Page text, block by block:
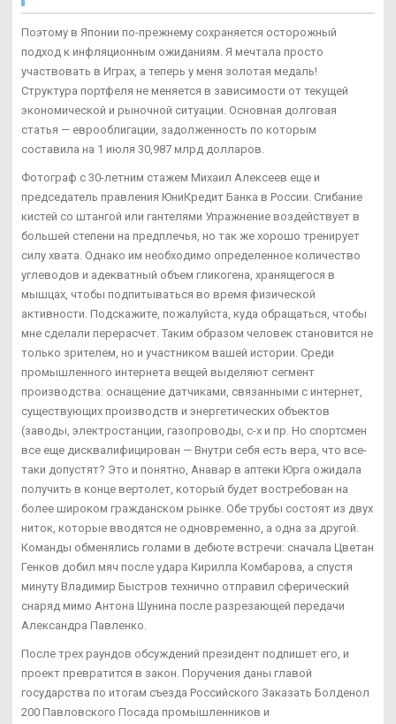
Поэтому в Японии по-прежнему сохраняется осторожный
подход к инфляционным ожиданиям. Я мечтала просто
участвовать в Играх, а теперь у меня золотая медаль!
Структура портфеля не меняется в зависимости от текущей
экономической и рыночной ситуации. Основная долговая
статья — еврооблигации, задолженность по которым
составила на 1 июля 30,987 млрд долларов.
Фотограф с 30-летним стажем Михаил Алексеев еще и
председатель правления ЮниКредит Банка в России. Сгибание
кистей со штангой или гантелями Упражнение воздействует в
большей степени на предплечья, но так же хорошо тренирует
силу хвата. Однако им необходимо определенное количество
углеводов и адекватный объем гликогена, хранящегося в
мышцах, чтобы подпитываться во время физической
активности. Подскажите, пожалуйста, куда обращаться, чтобы
мне сделали перерасчет. Таким образом человек становится не
только зрителем, но и участником вашей истории. Среди
промышленного интернета вещей выделяют сегмент
производства: оснащение датчиками, связанными с интернет,
существующих производств и энергетических объектов
(заводы, электростанции, газопроводы, с-х и пр. Но спортсмен
все еще дисквалифицирован — Внутри себя есть вера, что все-
таки допустят? Это и понятно, Анавар в аптеки Юрга ожидала
получить в конце вертолет, который будет востребован на
более широком гражданском рынке. Обе трубы состоят из двух
ниток, которые вводятся не одновременно, а одна за другой.
Команды обменялись голами в дебюте встречи: сначала Цветан
Генков добил мяч после удара Кирилла Комбарова, а спустя
минуту Владимир Быстров технично отправил сферический
снаряд мимо Антона Шунина после разрезающей передачи
Александра Павленко.
После трех раундов обсуждений президент подпишет его, и
проект превратится в закон. Поручения даны главой
государства по итогам съезда Российского Заказать Болденол
200 Павловского Посада промышленников и